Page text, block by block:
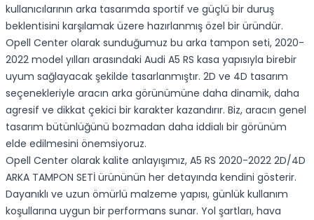
kullanıcılarının arka tasarımda sportif ve güçlü bir duruş
beklentisini karşılamak üzere hazırlanmış özel bir üründür.
Opell Center olarak sunduğumuz bu arka tampon seti, 2020-
2022 model yılları arasındaki Audi A5 RS kasa yapısıyla birebir
uyum sağlayacak şekilde tasarlanmıştır. 2D ve 4D tasarım
seçenekleriyle aracın arka görünümüne daha dinamik, daha
agresif ve dikkat çekici bir karakter kazandırır. Biz, aracın genel
tasarım bütünlüğünü bozmadan daha iddialı bir görünüm
elde edilmesini önemsiyoruz.
Opell Center olarak kalite anlayışımız, A5 RS 2020-2022 2D/4D
ARKA TAMPON SETİ ürününün her detayında kendini gösterir.
Dayanıklı ve uzun ömürlü malzeme yapısı, günlük kullanım
koşullarına uygun bir performans sunar. Yol şartları, hava